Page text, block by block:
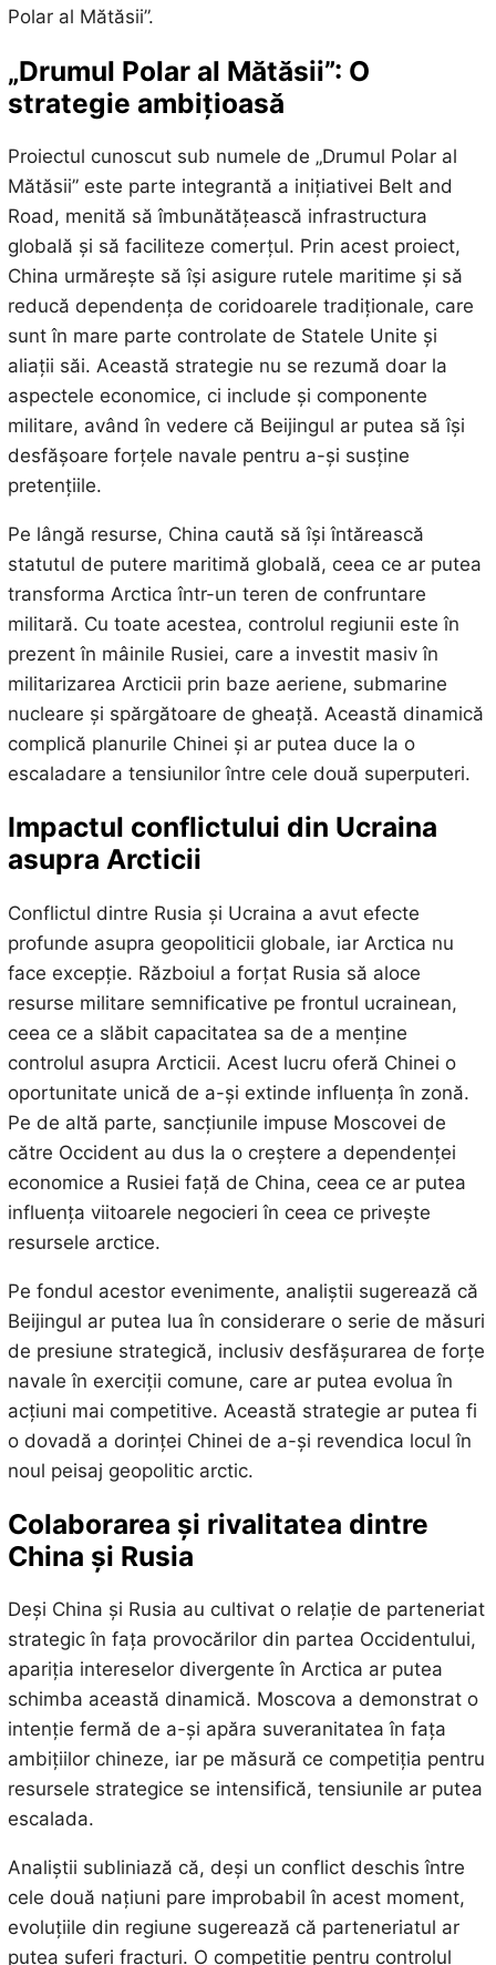
Polar al Mătăsii”.
„Drumul Polar al Mătăsii”: O
strategie ambițioasă
Proiectul cunoscut sub numele de „Drumul Polar al
Mătăsii” este parte integrantă a inițiativei Belt and
Road, menită să îmbunătățească infrastructura
globală și să faciliteze comerțul. Prin acest proiect,
China urmărește să își asigure rutele maritime și să
reducă dependența de coridoarele tradiționale, care
sunt în mare parte controlate de Statele Unite și
aliații săi. Această strategie nu se rezumă doar la
aspectele economice, ci include și componente
militare, având în vedere că Beijingul ar putea să își
desfășoare forțele navale pentru a-și susține
pretențiile.
Pe lângă resurse, China caută să își întărească
statutul de putere maritimă globală, ceea ce ar putea
transforma Arctica într-un teren de confruntare
militară. Cu toate acestea, controlul regiunii este în
prezent în mâinile Rusiei, care a investit masiv în
militarizarea Arcticii prin baze aeriene, submarine
nucleare și spărgătoare de gheață. Această dinamică
complică planurile Chinei și ar putea duce la o
escaladare a tensiunilor între cele două superputeri.
Impactul conflictului din Ucraina
asupra Arcticii
Conflictul dintre Rusia și Ucraina a avut efecte
profunde asupra geopoliticii globale, iar Arctica nu
face excepție. Războiul a forțat Rusia să aloce
resurse militare semnificative pe frontul ucrainean,
ceea ce a slăbit capacitatea sa de a menține
controlul asupra Arcticii. Acest lucru oferă Chinei o
oportunitate unică de a-și extinde influența în zonă.
Pe de altă parte, sancțiunile impuse Moscovei de
către Occident au dus la o creștere a dependenței
economice a Rusiei față de China, ceea ce ar putea
influența viitoarele negocieri în ceea ce privește
resursele arctice.
Pe fondul acestor evenimente, analiștii sugerează că
Beijingul ar putea lua în considerare o serie de măsuri
de presiune strategică, inclusiv desfășurarea de forțe
navale în exerciții comune, care ar putea evolua în
acțiuni mai competitive. Această strategie ar putea fi
o dovadă a dorinței Chinei de a-și revendica locul în
noul peisaj geopolitic arctic.
Colaborarea și rivalitatea dintre
China și Rusia
Deși China și Rusia au cultivat o relație de parteneriat
strategic în fața provocărilor din partea Occidentului,
apariția intereselor divergente în Arctica ar putea
schimba această dinamică. Moscova a demonstrat o
intenție fermă de a-și apăra suveranitatea în fața
ambițiilor chineze, iar pe măsură ce competiția pentru
resursele strategice se intensifică, tensiunile ar putea
escalada.
Analiștii subliniază că, deși un conflict deschis între
cele două națiuni pare improbabil în acest moment,
evoluțiile din regiune sugerează că parteneriatul ar
putea suferi fracturi. O competiție pentru controlul